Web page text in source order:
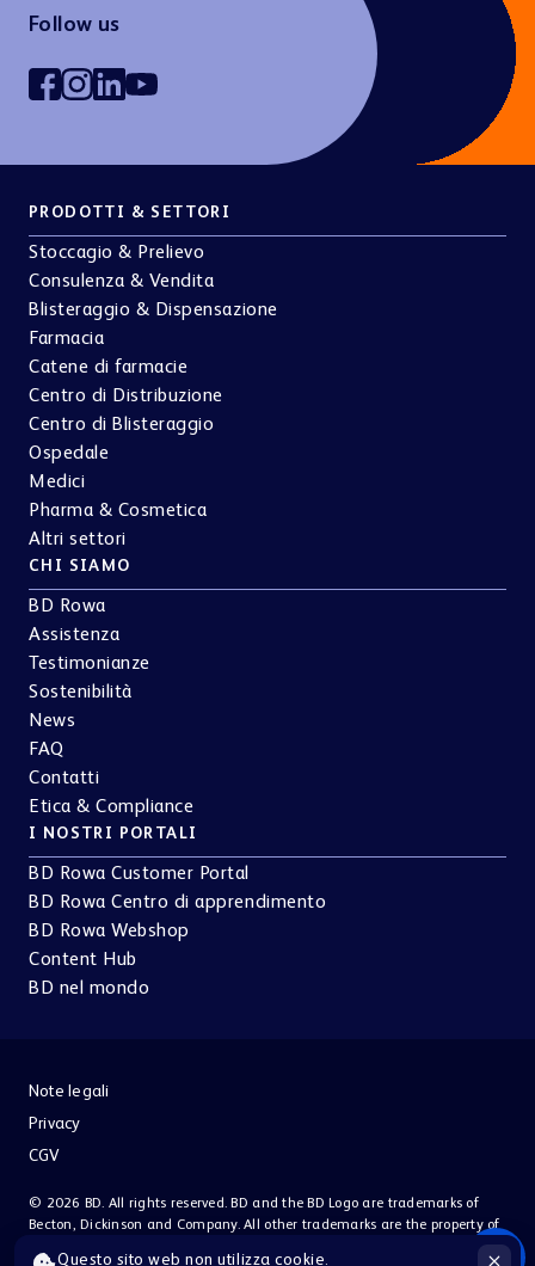
Follow us
PRODOTTI & SETTORI
Stoccagio & Prelievo
Consulenza & Vendita
Blisteraggio & Dispensazione
Farmacia
Catene di farmacie
Centro di Distribuzione
Centro di Blisteraggio
Ospedale
Medici
Pharma & Cosmetica
Altri settori
CHI SIAMO
BD Rowa
Assistenza
Testimonianze
Sostenibilità
News
FAQ
Contatti
Etica & Compliance
I NOSTRI PORTALI
BD Rowa Customer Portal
BD Rowa Centro di apprendimento
BD Rowa Webshop
Content Hub
BD nel mondo
Note legali
Privacy
CGV
© 2026 BD. All rights reserved. BD and the BD Logo are trademarks of
Becton, Dickinson and Company. All other trademarks are the property of
Questo sito web non utilizza cookie.